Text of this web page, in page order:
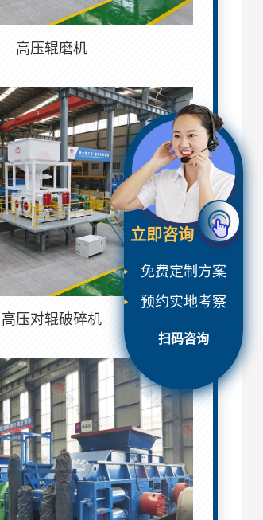
高压辊磨机
高压对辊破碎机
立即咨询
免费定制方案
预约实地考察
扫码咨询